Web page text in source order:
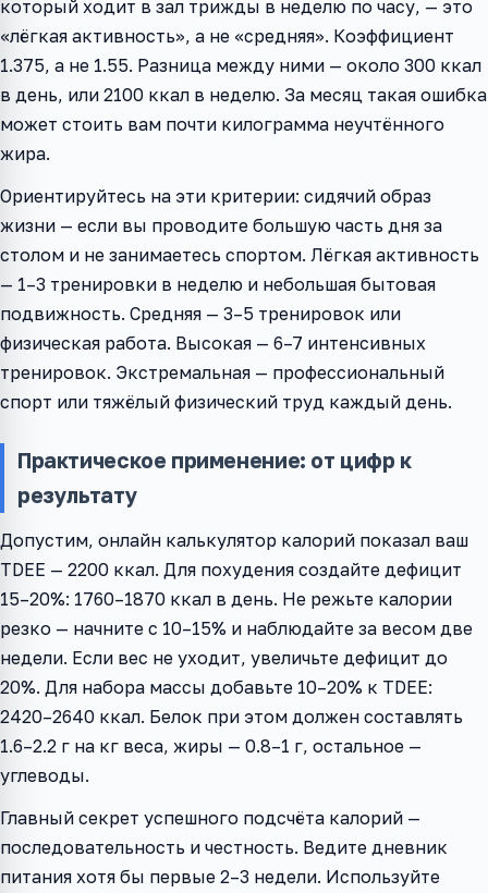
который ходит в зал трижды в неделю по часу, — это
«лёгкая активность», а не «средняя». Коэффициент
1.375, а не 1.55. Разница между ними — около 300 ккал
в день, или 2100 ккал в неделю. За месяц такая ошибка
может стоить вам почти килограмма неучтённого
жира.
Ориентируйтесь на эти критерии: сидячий образ
жизни — если вы проводите большую часть дня за
столом и не занимаетесь спортом. Лёгкая активность
— 1–3 тренировки в неделю и небольшая бытовая
подвижность. Средняя — 3–5 тренировок или
физическая работа. Высокая — 6–7 интенсивных
тренировок. Экстремальная — профессиональный
спорт или тяжёлый физический труд каждый день.
Практическое применение: от цифр к
результату
Допустим, онлайн калькулятор калорий показал ваш
TDEE — 2200 ккал. Для похудения создайте дефицит
15–20%: 1760–1870 ккал в день. Не режьте калории
резко — начните с 10–15% и наблюдайте за весом две
недели. Если вес не уходит, увеличьте дефицит до
20%. Для набора массы добавьте 10–20% к TDEE:
2420–2640 ккал. Белок при этом должен составлять
1.6–2.2 г на кг веса, жиры — 0.8–1 г, остальное —
углеводы.
Главный секрет успешного подсчёта калорий —
последовательность и честность. Ведите дневник
питания хотя бы первые 2–3 недели. Используйте